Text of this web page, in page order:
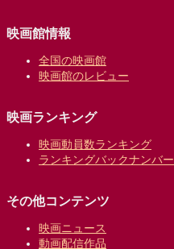
映画館情報
全国の映画館
映画館のレビュー
映画ランキング
映画動員数ランキング
ランキングバックナンバー
その他コンテンツ
映画ニュース
動画配信作品